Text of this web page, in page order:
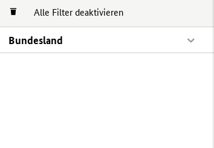
Alle Filter deaktivieren
Bundesland